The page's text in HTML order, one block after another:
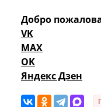
Добро
VK
MAX
OK
Яндекс Дзен